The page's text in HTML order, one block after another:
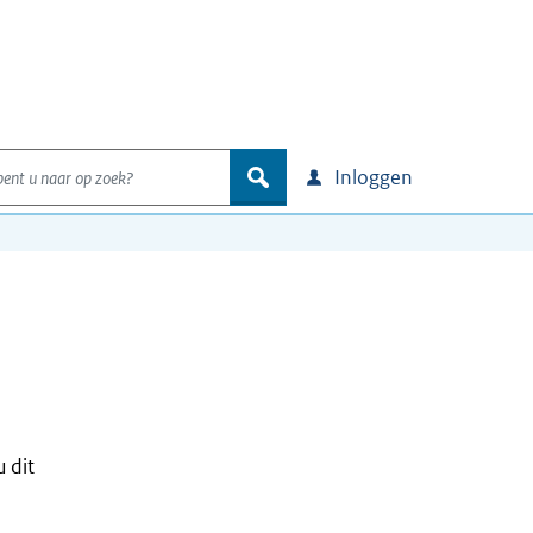
u naar op zoek?
zoek Inloggen
dit